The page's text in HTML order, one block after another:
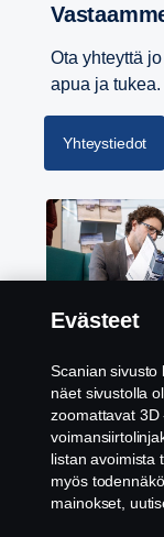
Ota yhteyttä
apua ja tukea.
Yhteystiedot
Scania
kuorma-
Evästeet
Scanian sivusto
näet sivustolla
zoomattavat 3D
listan avoimista
myös
mainokset,